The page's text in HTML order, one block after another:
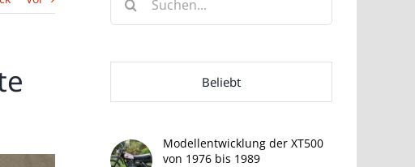
nach:
Beliebt
Modellentwicklung der XT500
von 1976 bis 1989